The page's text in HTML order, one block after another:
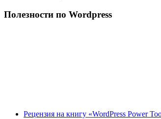
Полезности по Wordpress
Рецензия на книгу «WordPress Power